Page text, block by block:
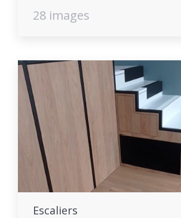
28 images
Escaliers